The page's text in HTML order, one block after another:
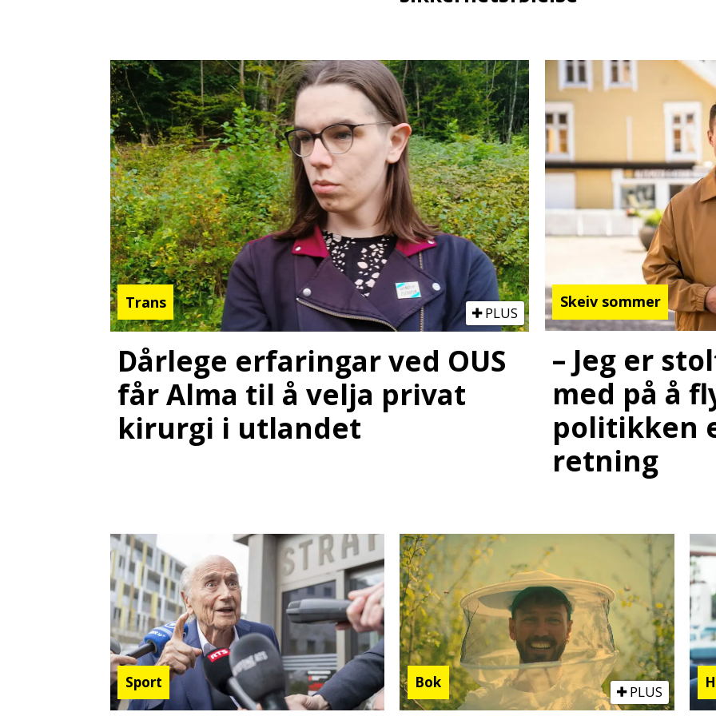
Trans
PLUS
Dårlege erfaringar ved OUS
får Alma til å velja privat
kirurgi i utlandet
Skeiv sommer
– Jeg er
med på å
politikken
retning
Sport Bok
PLUS